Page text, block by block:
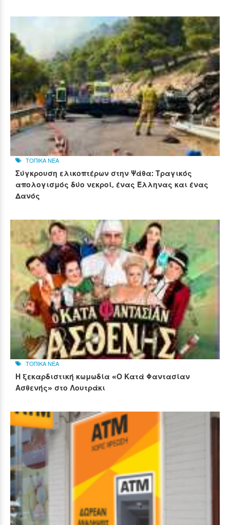
ΤΟΠΙΚΑ ΝΕΑ
Σύγκρουση ελικοπτέρων στην Ψάθα: Τραγικός
απολογισμός δύο νεκροί, ένας Έλληνας και ένας
Δανός
ΤΟΠΙΚΑ ΝΕΑ
Η ξεκαρδιστική κωμωδία «Ο Κατά Φαντασίαν
Ασθενής» στο Λουτράκι